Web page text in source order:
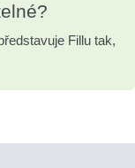
Fillu tak,